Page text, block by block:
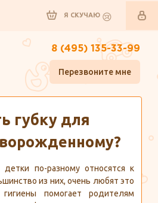
Я СКУЧАЮ
8 (495) 135-33-99
Перезвоните мне
губку для
по-разному относятся к
из них, очень любят это
помогает родителям